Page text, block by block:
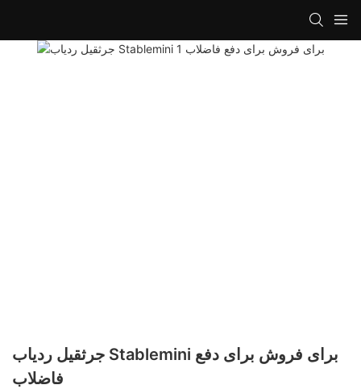
جرثقیل ردیاب Stablemini برای فروش برای دفع
فاضلاب